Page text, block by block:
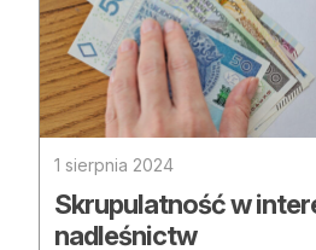
Archiwum
Kontakt
1 sierpnia 2024
Skrupulatność w
nadleśnictw